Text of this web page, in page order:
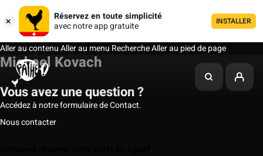
Réservez en toute simplicité
avec notre app gratuite
INSTALLER
Aller au contenuAller au menu RechercheAller au pied de page
Michael Kovach
Vous avez une question ?
Accédez à notre formulaire de Contact.
Nous contacter